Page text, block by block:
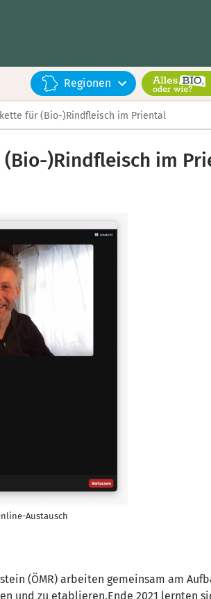
Regionen
für (Bio-)Rindfleisch im Priental
)Rindfleisch im
Austausch
(ÖMR) arbeiten gemeinsam am
und zu etablieren.Ende 2021 lernten